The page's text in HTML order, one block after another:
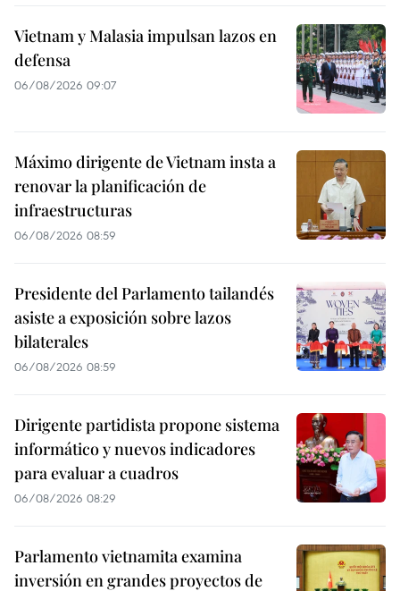
Vietnam y Malasia impulsan lazos en
defensa
06/08/2026 09:07
Máximo dirigente de Vietnam insta a
renovar la planificación de
infraestructuras
06/08/2026 08:59
Presidente del Parlamento tailandés
asiste a exposición sobre lazos
bilaterales
06/08/2026 08:59
Dirigente partidista propone sistema
informático y nuevos indicadores
para evaluar a cuadros
06/08/2026 08:29
Parlamento vietnamita examina
inversión en grandes proyectos de